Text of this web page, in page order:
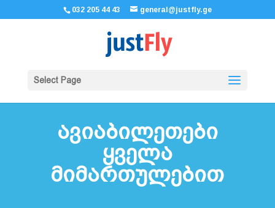
032 205 44 43 general@justfly.ge
Select Page
ავიაბილეთები
ყველა
მიმართულებით